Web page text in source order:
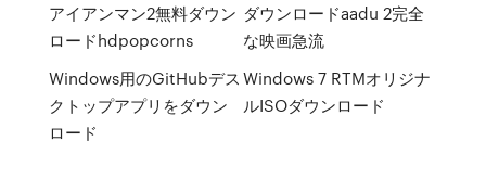
アイアンマン2無料ダウン
ロードhdpopcorns
Windows用のGitHubデス
クトップアプリをダウン
ロード
ダウンロードaadu 2完全
な映画急流
Windows 7 RTMオリジナ
ルISOダウンロード